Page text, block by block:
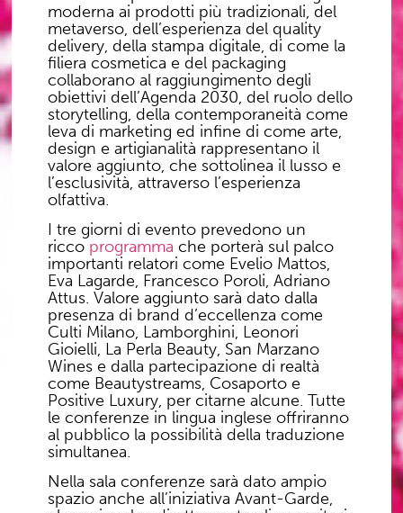
moderna ai prodotti più tradizionali, del
metaverso, dell’esperienza delquality
delivery, della stampa digitale, di come la
filiera cosmetica e del packaging
collaborano al raggiungimento degli
obiettivi dell’Agenda 2030, del ruolo dello
storytelling, dellacontemporaneità come
leva di marketing ed infine di comearte,
design e artigianalità rappresentano il
valore aggiunto, che sottolinea il lusso e
l’esclusività, attraverso l’esperienza
olfattiva.
I tre giorni di evento prevedono un
ricco programma che porterà sul palco
importanti relatori come Evelio Mattos,
Eva Lagarde, Francesco Poroli, Adriano
Attus. Valore aggiunto sarà dato dalla
presenza di brand d’eccellenza come
Culti Milano, Lamborghini, Leonori
Gioielli, La Perla Beauty, San Marzano
Wines e dalla partecipazione di realtà
come Beautystreams, Cosaporto e
Positive Luxury, per citarne alcune. Tutte
le conferenze in lingua inglese offriranno
al pubblico la possibilità della traduzione
simultanea.
Nella sala conferenze sarà dato ampio
spazio anche all’iniziativa Avant-Garde,